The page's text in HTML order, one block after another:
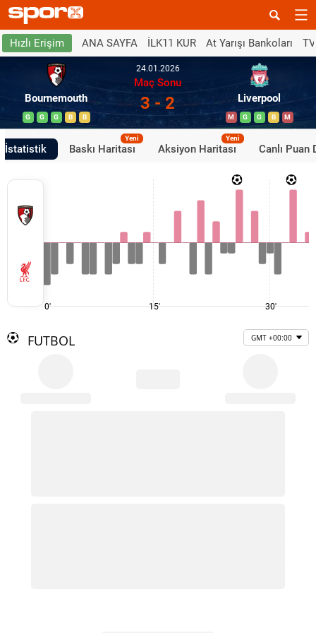
Hızlı Erişim ANA SAYFA İLK11 KUR At Yarışı Bankoları
Bournemouth
G G G B B
24.01.2026
Maç Sonu
3 - 2 Liverpool
M G G B M
İstatistik Baskı Haritası
Yeni
Aksiyon Haritası
Yeni
Canlı Puan
0' 15' 30'
FUTBOL GMT +00:00